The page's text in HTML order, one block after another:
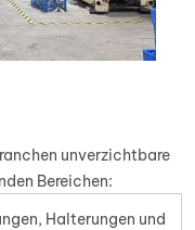
unverzichtbare
Bereichen:
Halterungen und